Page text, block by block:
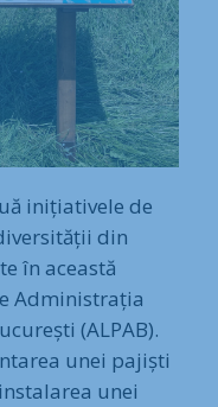
inițiativele de
din
în această
Administrația
(ALPAB).
unei pajiști
unei